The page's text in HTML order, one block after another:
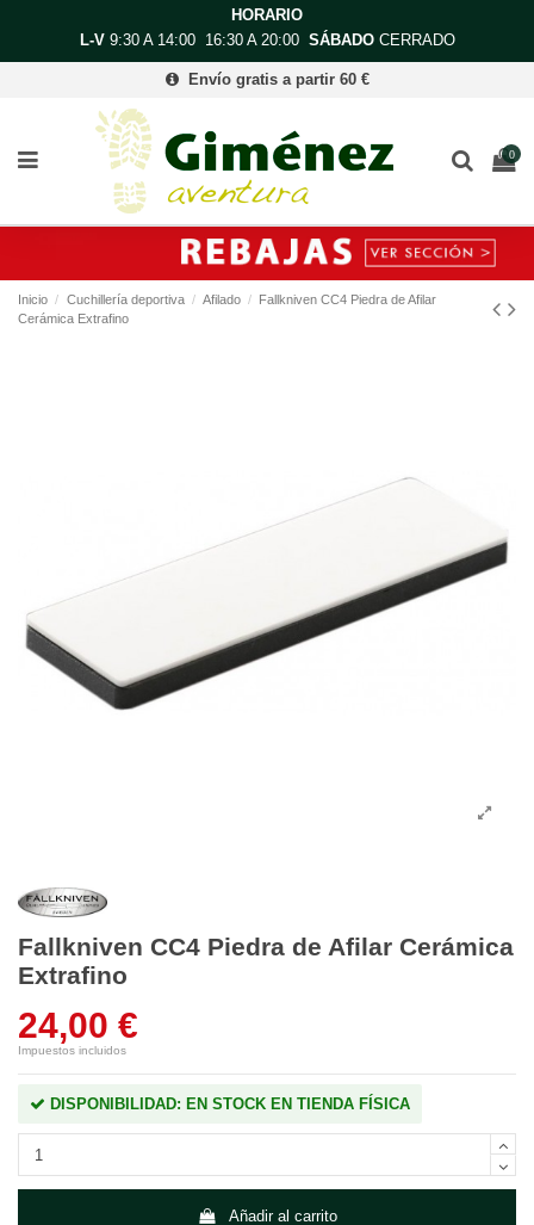
HORARIO
L-V9:30 A 14:00 16:30 A 20:00 SÁBADOCERRADO
Envío gratis a partir 60 €
0
Inicio Cuchillería deportiva Afilado
Fallkniven CC4 Piedra de Afilar
Cerámica Extrafino
Fallkniven CC4 Piedra de Afilar Cerámica
Extrafino
24,00 €
Impuestos incluidos
DISPONIBILIDAD: EN STOCK EN TIENDA FÍSICA
Añadir al carrito